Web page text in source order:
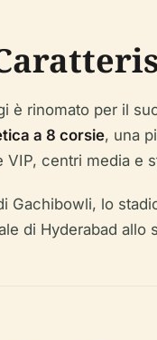
è rinomato per il
a 8 corsie, una
centri media e
Gachibowli, lo
di Hyderabad allo